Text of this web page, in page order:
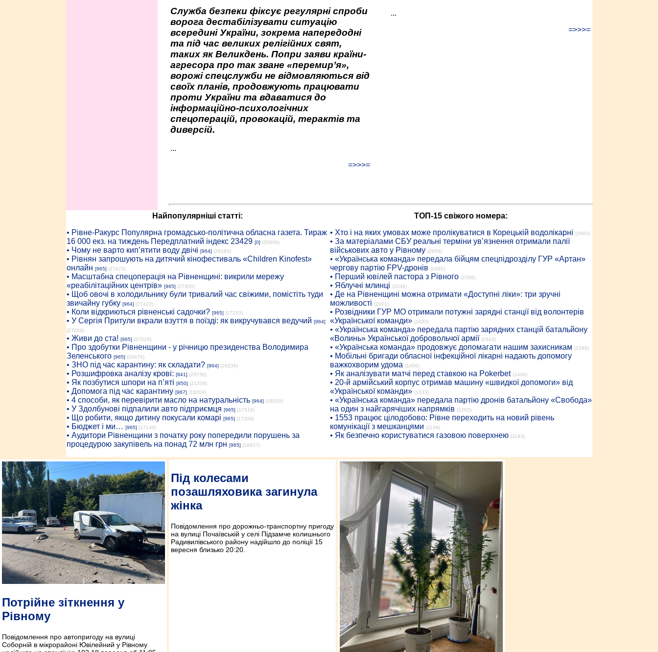
Служба безпеки фіксує регулярні спроби
ворога дестабілізувати ситуацію
всередині України, зокрема напередодні
та під час великих релігійних свят,
таких як Великдень. Попри заяви країни-
агресора про так зване «перемир’я»,
ворожі спецслужби не відмовляються від
своїх планів, продовжують працювати
проти України та вдаватися до
інформаційно-психологічних
спецоперацій, провокацій, терактів та
диверсій.
...
=>>>=
...
=>>>=
Найпопулярніші статті:
• Рiвне-Ракурс Популярна громадсько-політична обласна газета. Тираж
16 000 екз. на тиждень Передплатний індекс 23429 [0] (35999)
• Чому не варто кип’ятити воду двічі [964] (28185)
• Рівнян запрошують на дитячий кінофестиваль «Children Kinofest»
онлайн [965] (27473)
• Масштабна спецоперація на Рівненщині: викрили мережу
«реабілітаційних центрів» [965] (27450)
• Щоб овочі в холодильнику були тривалий час свіжими, помістіть туди
звичайну губку [964] (27423)
• Коли відкриються рівненські садочки? [965] (27253)
• У Сергія Притули вкрали взуття в поїзді: як викручувався ведучий [964]
(27209)
• Живи до ста! [965] (27016)
• Про здобутки Рівненщини - у річницю президенства Володимира
Зеленського [965] (26676)
• ЗНО під час карантину: як складати? [964] (26238)
• Розшифровка аналізу крові: [841] (25736)
• Як позбутися шпори на п’яті [850] (21339)
• Допомога під час карантину [967] (18204)
• 4 способи, як перевірити масло на натуральність [964] (18030)
• У Здолбунові підпалили авто підприємця [965] (17519)
• Що робити, якщо дитину покусали комарі [965] (17209)
• Бюджет і ми… [965] (17140)
• Аудитори Рівненщини з початку року попередили порушень за
процедурою закупівель на понад 72 млн грн [965] (16837)
ТОП-15 свіжого номера:
• Хто і на яких умовах може пролікуватися в Корецькій водолікарні (2663)
• За матеріалами СБУ реальні терміни ув’язнення отримали палії
військових авто у Рівному (2658)
• «Українська команда» передала бійцям спецпідрозділу ГУР «Артан»
чергову партію FPV-дронів (2495)
• Перший ювілей пастора з Рівного (2358)
• Яблучні млинці (2036)
• Де на Рівненщині можна отримати «Доступні ліки»: три зручні
можливості (2001)
• Розвідники ГУР МО отримали потужні зарядні станції від волонтерів
«Української команди» (1650)
• «Українська команда» передала партію зарядних станцій батальйону
«Волинь» Української добровольчої армії (1643)
• «Українська команда» продовжує допомагати нашим захисникам (1598)
• Мобільні бригади обласної інфекційної лікарні надають допомогу
важкохворим удома (1459)
• Як аналізувати матчі перед ставкою на Pokerbet (1406)
• 20-й армійський корпус отримав машину «швидкої допомоги» від
«Української команди» (1333)
• «Українська команда» передала партію дронів батальйону «Свобода»
на один з найгарячіших напрямків (1202)
• 1553 працює цілодобово: Рівне переходить на новий рівень
комунікації з мешканцями (1149)
• Як безпечно користуватися газовою поверхнею (1143)
Потрійне зіткнення у
Рівному
Повідомлення про автопригоду на вулиці
Соборній в мікрорайоні Ювілейний у Рівному
Під колесами
позашляховика загинула
жінка
Повідомлення про дорожньо-транспортну пригоду
на вулиці Почаївській у селі Підзамче колишнього
Радивилівського району надійшло до поліції 15
вересня близько 20:20.